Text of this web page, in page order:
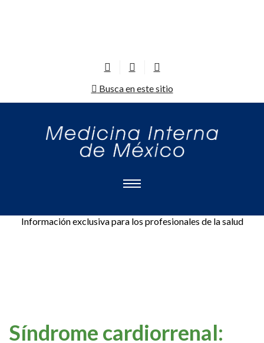
Busca en este sitio
Información exclusiva para los profesionales de la salud
Síndrome cardiorrenal: